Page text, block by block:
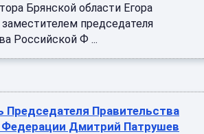
Брянской области Егора
заместителем председателя
Российской Ф ...
Председателя Правительства
Федерации Дмитрий Патрушев